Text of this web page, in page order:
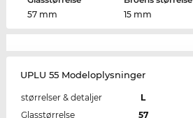
57 mm
15 mm
UPLU 55 Modeloplysninger
størrelser & detaljer
L
Glasstørrelse
57